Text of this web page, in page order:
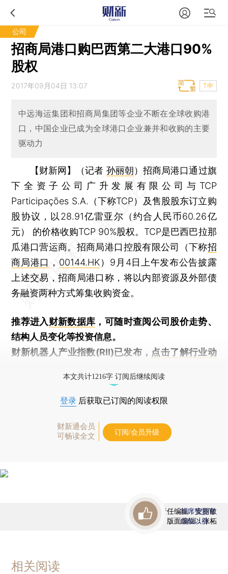
公司
招商局港口购巴西第二大港口90%
股权
2017年09月04日 13:07 T中
中远海运集团和招商局集团等企业不断在全球收购港
口，中国企业已成为全球港口企业兼并和收购的主要
驱动力
【财新网】（记者 孙丽朝） 招商局港口通过旗
下全资子公司广升发展有限公司与TCP
Participações S.A.（下称TCP）及售股股东订立购
股协议，以28.91亿雷亚尔（约合人民币60.26亿
元） 的价格收购TCP 90%股权。TCP是巴西巴拉那
瓜港口营运商。招商局港口控股有限公司（下称招
商局港口 ， 00144.HK）9月4日上午发布公告披露
上述交易，招商局港口称，将以内部资源及外部债
务融资两种方式筹集收购资金。
推荐进入财新数据库 ，可随时查阅公司股价走势、
结构人员变化等投资信息。
财新机器人产业指数(RII)已发布， 点击了解行业动
本文共计1216字 订阅后继续阅读
登录 后获取已订阅的阅读权限
财新通会员
可畅读全文
订阅/会员升级
责任编辑：安丽敏
版面编辑：张柘
首席赞赏官
虚位以待
相关阅读